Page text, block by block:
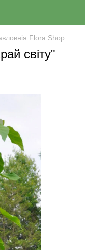
Flora Shop
світу"